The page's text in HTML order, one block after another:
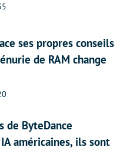
ses propres conseils
de RAM change
de ByteDance
américaines, ils sont